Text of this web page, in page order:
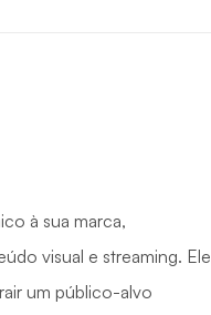
à sua marca,
visual e streaming. Ele
um público-alvo